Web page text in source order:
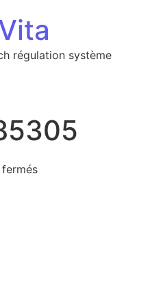
régulation système
sur 20211122_185305